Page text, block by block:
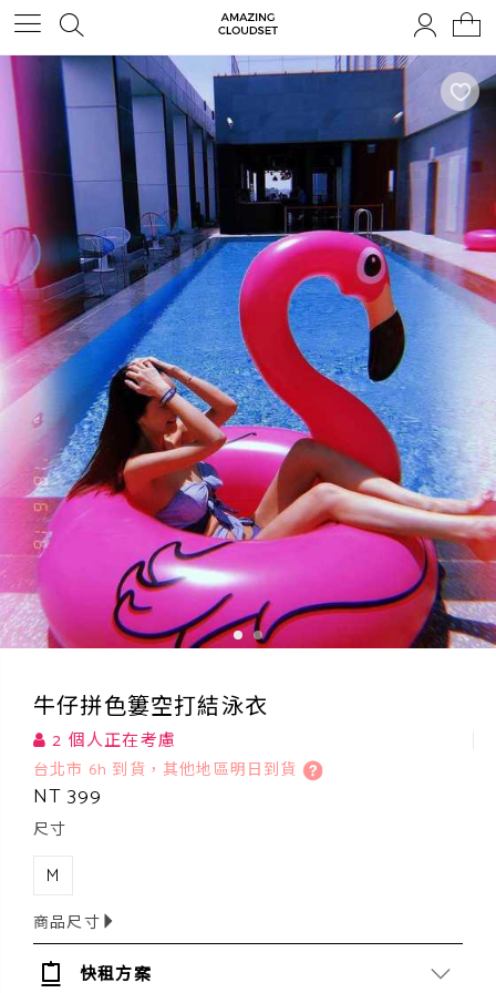
牛仔拼色簍空打結泳衣
2 個人正在考慮
台北市 6h 到貨，其他地區明日到貨
NT 399
尺寸
M
商品尺寸
快租方案